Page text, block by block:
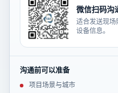
微信扫码沟
适合发送现场
设备信息。
沟通前可以准备
项目场景与城市